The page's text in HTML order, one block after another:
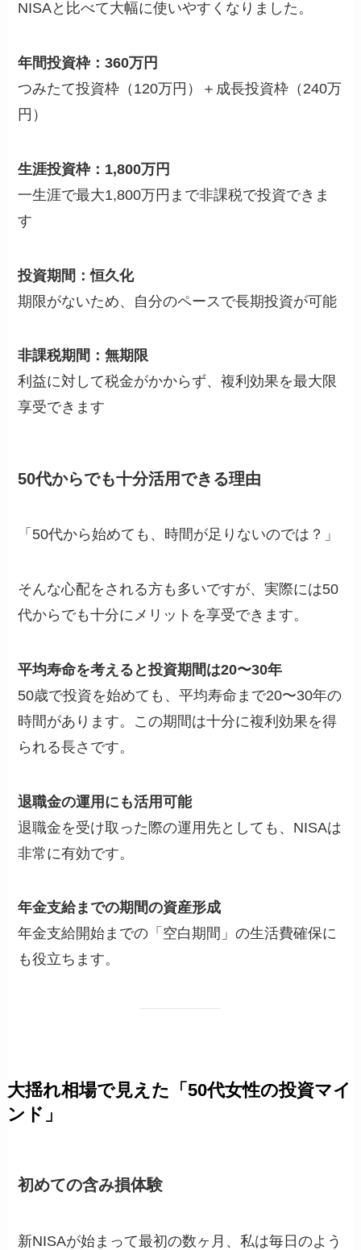
NISAと比べて大幅に使いやすくなりました。
年間投資枠：360万円
つみたて投資枠（120万円）＋成長投資枠（240万
円）
生涯投資枠：1,800万円
一生涯で最大1,800万円まで非課税で投資できま
す
投資期間：恒久化
期限がないため、自分のペースで長期投資が可能
非課税期間：無期限
利益に対して税金がかからず、複利効果を最大限
享受できます
50代からでも十分活用できる理由
「50代から始めても、時間が足りないのでは？」
そんな心配をされる方も多いですが、実際には50
代からでも十分にメリットを享受できます。
平均寿命を考えると投資期間は20〜30年
50歳で投資を始めても、平均寿命まで20〜30年の
時間があります。この期間は十分に複利効果を得
られる長さです。
退職金の運用にも活用可能
退職金を受け取った際の運用先としても、NISAは
非常に有効です。
年金支給までの期間の資産形成
年金支給開始までの「空白期間」の生活費確保に
も役立ちます。
大揺れ相場で見えた「50代女性の投資マイ
ンド」
初めての含み損体験
新NISAが始まって最初の数ヶ月、私は毎日のよう